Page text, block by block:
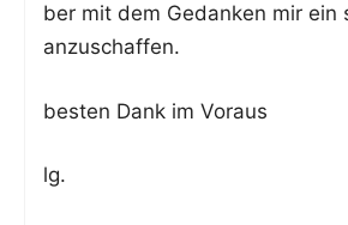
ber mit dem Gedan­ken mir ein
anzuschaffen.
bes­ten Dank im Voraus
lg.